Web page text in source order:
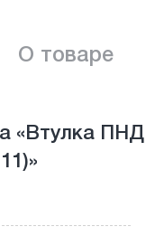
О товаре
«Втулка ПНД